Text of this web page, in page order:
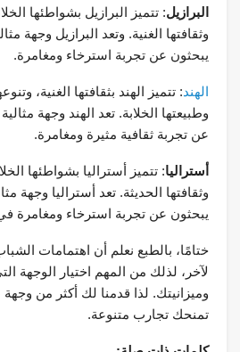
البرازيل: تتميز البرازيل بشواطئها
وثقافتها الغنية. وتعد البرازيل وجهة
يبحثون عن تجربة استرخاء ومغامرة.
الهند: تتميز الهند بثقافتها الغنية،
وطبيعتها الخلابة. تعد الهند وجهة
عن تجربة ثقافية مثيرة ومغامرة.
أستراليا: تتميز أستراليا بشواطئها
وثقافتها الحديثة. تعد أستراليا وجهة
يبحثون عن تجربة استرخاء ومغامرة
ختامًا، بالطبع نعلم أن اهتمامات
لآخر، لذلك من المهم اختيار الوجهة
وميزانيتك. لذا قدمنا لك أكثر من وجهة
تمنحك تجارب متنوعة.